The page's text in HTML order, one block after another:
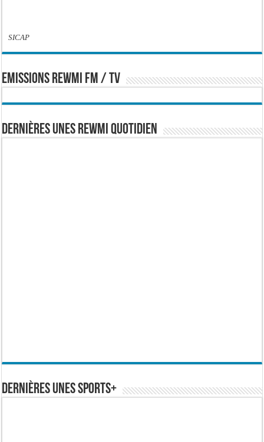
SICAP
EMISSIONS REWMI FM / TV
Dernières Unes Rewmi Quotidien
Dernières Unes Sports+